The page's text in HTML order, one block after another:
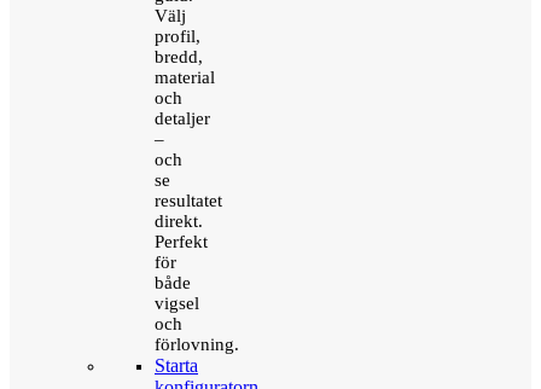
Välj
profil,
bredd,
material
och
detaljer
–
och
se
resultatet
direkt.
Perfekt
för
både
vigsel
och
förlovning.
Starta